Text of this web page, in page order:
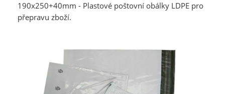
190x250+40mm - Plastové poštovní obálky LDPE pro
přepravu zboží.